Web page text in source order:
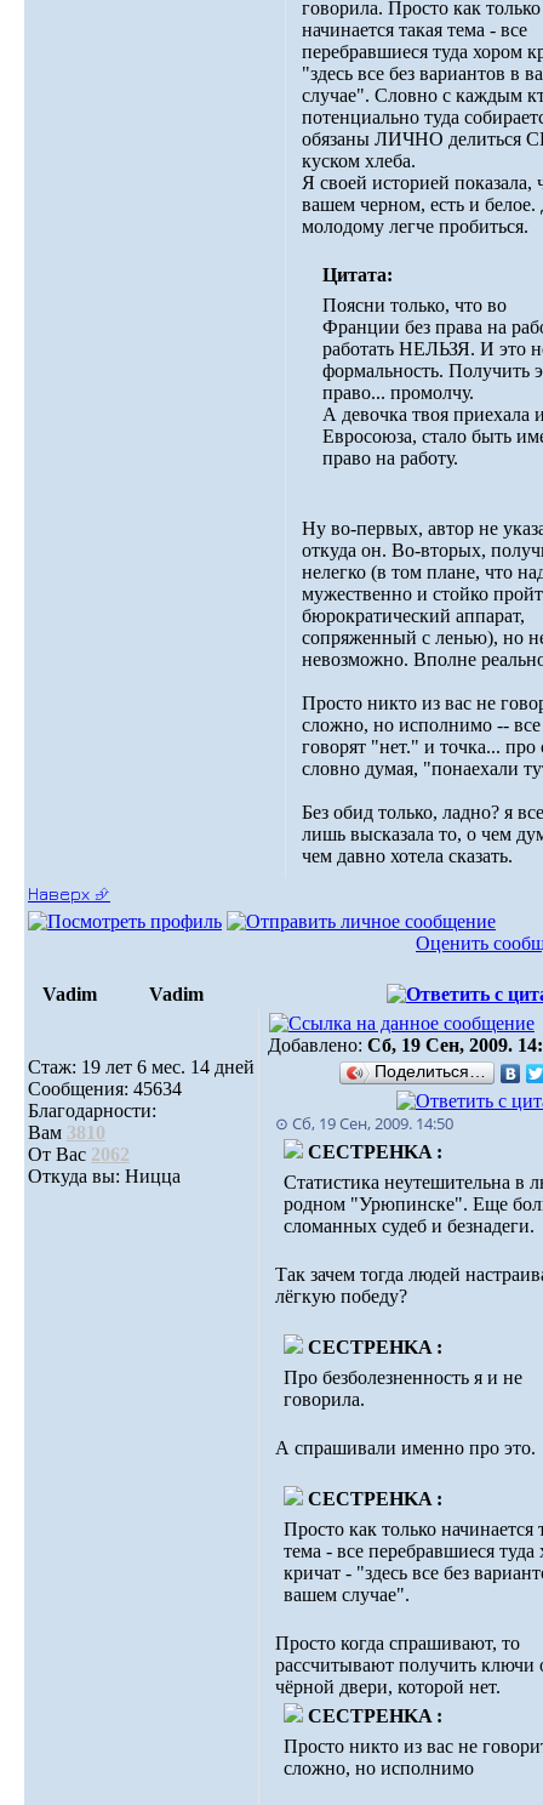
говорила. Просто как только
начинается такая тема - все
перебравшиеся туда хором
"здесь все без вариантов в
случае". Словно с каждым
потенциально туда
обязаны ЛИЧНО делиться
куском хлеба.
Я своей историей показала,
вашем черном, есть и белое.
молодому легче пробиться.
Цитата:
Поясни только, что во
Франции без права на
работать НЕЛЬЗЯ. И это
формальность. Получить
право... промолчу.
А девочка твоя приехала
Евросоюза, стало быть
право на работу.
Ну во-первых, автор не
откуда он. Во-вторых,
нелегко (в том плане, что
мужественно и стойко
бюрократический аппарат,
сопряженный с ленью), но
невозможно. Вполне
Просто никто из вас не
сложно, но исполнимо -- все
говорят "нет." и точка... про
словно думая, "понаехали
Без обид только, ладно? я
лишь высказала то, о чем
чем давно хотела сказать.
Наверх ⮵
Оценить
Vadim Vadim
Стаж: 19 лет 6 мес. 14 дней
Сообщения: 45634
Благодарности:
Вам 3810
От Вас 2062
Откуда вы: Ницца
Добавлено: Сб, 19 Сен, 2009.
Поделиться…
⊙ Сб, 19 Сен, 2009. 14:50
CECTPEHKA :
Статистика неутешительна в
родном "Урюпинске". Еще
сломанных судеб и безнадеги.
Так зачем тогда людей
лёгкую победу?
CECTPEHKA :
Про безболезненность я и не
говорила.
А спрашивали именно про это.
CECTPEHKA :
Просто как только начинается
тема - все перебравшиеся туда
кричат - "здесь все без
вашем случае".
Просто когда спрашивают, то
рассчитывают получить ключи
чёрной двери, которой нет.
CECTPEHKA :
Просто никто из вас не
сложно, но исполнимо